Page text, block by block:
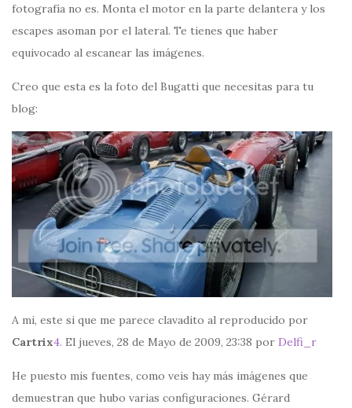
fotografía no es. Monta el motor en la parte delantera y los
escapes asoman por el lateral. Te tienes que haber
equivocado al escanear las imágenes.
Creo que esta es la foto del Bugatti que necesitas para tu
blog:
A mi, este si que me parece clavadito al reproducido por
Cartrix4. El jueves, 28 de Mayo de 2009, 23:38 por Delfi_r
He puesto mis fuentes, como veis hay más imágenes que
demuestran que hubo varias configuraciones. Gérard